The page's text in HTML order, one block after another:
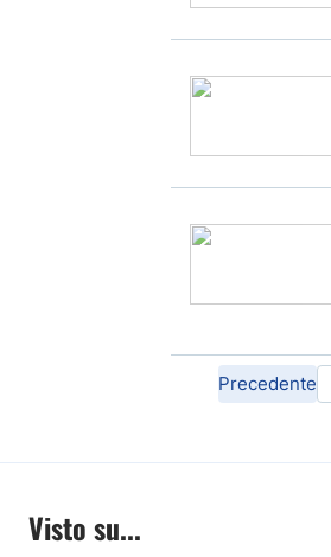
Precedente
Visto su...